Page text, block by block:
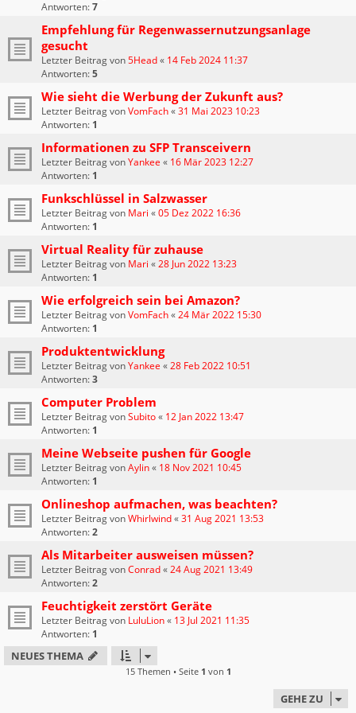
Antworten:7
Empfehlung für Regenwassernutzungsanlage
gesucht
Letzter Beitrag von5Head« 14 Feb 2024 11:37
Antworten:5
Wie sieht die Werbung der Zukunft aus?
Letzter Beitrag vonVomFach«31 Mai 2023 10:23
Antworten: 1
Informationen zu SFP Transceivern
Letzter Beitrag vonYankee « 16 Mär 2023 12:27
Antworten: 1
Funkschlüssel in Salzwasser
Letzter Beitrag von Mari «05 Dez 2022 16:36
Antworten: 1
Virtual Reality für zuhause
Letzter Beitrag von Mari «28 Jun 2022 13:23
Antworten: 1
Wie erfolgreich sein bei Amazon?
Letzter Beitrag vonVomFach«24 Mär 2022 15:30
Antworten: 1
Produktentwicklung
Letzter Beitrag vonYankee «28 Feb 2022 10:51
Antworten:3
Computer Problem
Letzter Beitrag vonSubito« 12 Jan 2022 13:47
Antworten: 1
Meine Webseite pushen für Google
Letzter Beitrag vonAylin« 18 Nov 2021 10:45
Antworten: 1
Onlineshop aufmachen, was beachten?
Letzter Beitrag vonWhirlwind«31 Aug 2021 13:53
Antworten:2
Als Mitarbeiter ausweisen müssen?
Letzter Beitrag vonConrad«24 Aug 2021 13:49
Antworten:2
Feuchtigkeit zerstört Geräte
Letzter Beitrag von LuluLion« 13 Jul 2021 11:35
Antworten: 1
NEUES THEMA
15 Themen • Seite 1 von 1
GEHE ZU